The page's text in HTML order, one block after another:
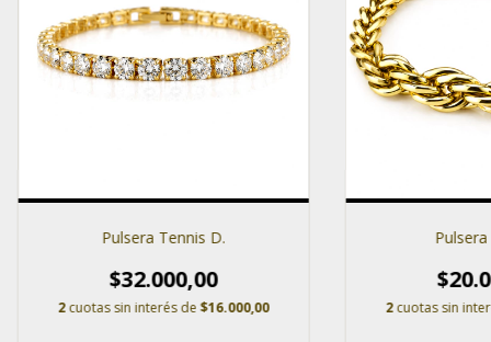
Pulsera Tennis D.
$32.000,00
2cuotas sin interés de$16.000,00 2 cuotas sin